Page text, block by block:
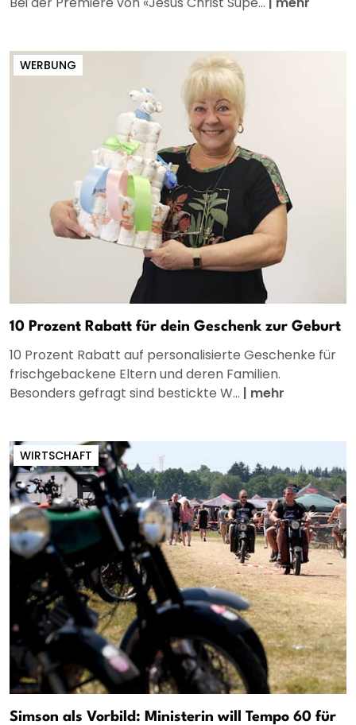
WERBUNG
10 Prozent Rabatt für dein Geschenk zur Geburt
10 Prozent Rabatt auf personalisierte Geschenke für
frischgebackene Eltern und deren Familien.
Besonders gefragt sind bestickte W... | mehr
WIRTSCHAFT
Simson als Vorbild: Ministerin will Tempo 60 für